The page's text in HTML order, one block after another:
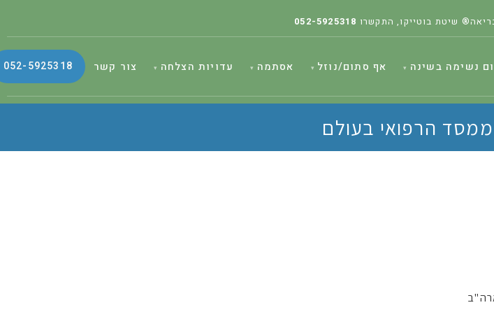
שיטת בוטייקו, התקשרו 052-5925318
נשימה בשינה אף סתום/נוזל אסתמה עדויות הצלחה צור קשר 052-5925318
הרפואי בעולם